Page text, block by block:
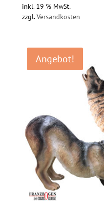
Preis
war:
ist:
inkl. 19 % MwSt.
zzgl.Versandkosten
Angebot!